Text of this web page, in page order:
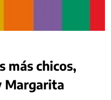
más chicos,
Margarita